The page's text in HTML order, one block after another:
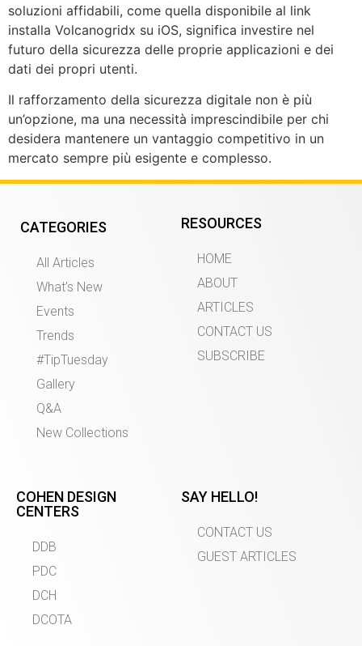
soluzioni affidabili, come quella disponibile al link
installa Volcanogridx su iOS, significa investire nel
futuro della sicurezza delle proprie applicazioni e dei
dati dei propri utenti.
Il rafforzamento della sicurezza digitale non è più
un’opzione, ma una necessità imprescindibile per chi
desidera mantenere un vantaggio competitivo in un
mercato sempre più esigente e complesso.
CATEGORIES
All Articles
What’s New
Events
Trends
#TipTuesday
Gallery
Q&A
New Collections
RESOURCES
HOME
ABOUT
ARTICLES
CONTACT US
SUBSCRIBE
COHEN DESIGN
CENTERS
DDB
PDC
DCH
DCOTA
SAY HELLO!
CONTACT US
GUEST ARTICLES